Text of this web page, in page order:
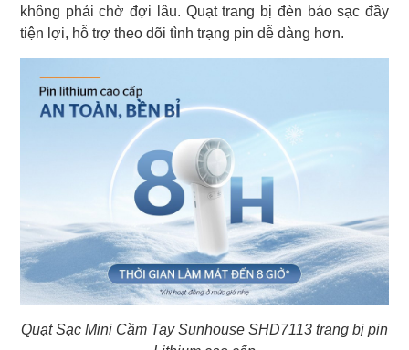
không phải chờ đợi lâu. Quạt trang bị đèn báo sạc đầy
tiện lợi, hỗ trợ theo dõi tình trạng pin dễ dàng hơn.
Quạt Sạc Mini Cầm Tay Sunhouse SHD7113 trang bị pin